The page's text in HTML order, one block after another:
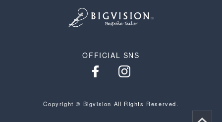
OFFICIAL SNS
Copyright © Bigvision All Rights Reserved.